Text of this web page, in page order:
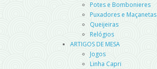
Potes e Bombonieres
Puxadores e Maçanetas
Queijeiras
Relógios
ARTIGOS DE MESA
Jogos
Linha Capri